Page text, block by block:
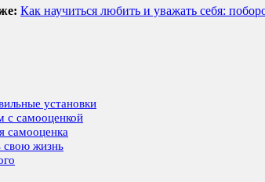
Как научиться любить и уважать себя:
установки
с самооценкой
самооценка
жизнь